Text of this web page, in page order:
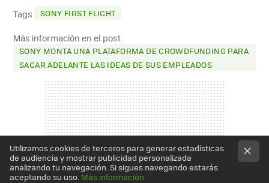
MAIL
Tags SONY FIRST FLIGHT
Más información en el post
SONY MONTA UNA PLATAFORMA DE CROWDFUNDING PARA
SACAR ADELANTE LAS IDEAS DE SUS EMPLEADOS
Utilizamos cookies de terceros para generar estadísticas
de audiencia y mostrar publicidad personalizada
analizando tu navegación. Si sigues navegando estarás
aceptando su uso. Más información